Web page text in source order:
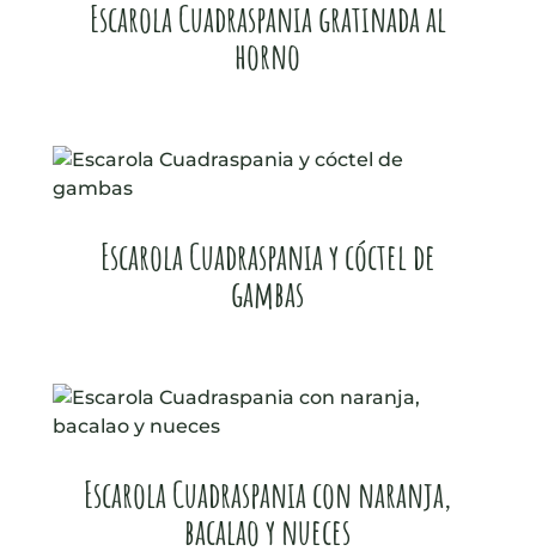
Escarola Cuadraspania gratinada al
horno
Escarola Cuadraspania y cóctel de
gambas
Escarola Cuadraspania con naranja,
bacalao y nueces